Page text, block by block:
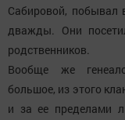
Сабировой, побывал
дважды. Они
родственников.
Вообще же
большое, из этого
и за ее пределами